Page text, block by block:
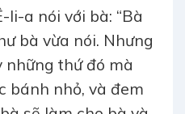
li-a nói với bà: “Bà
bà vừa nói. Nhưng
những thứ đó mà
bánh nhỏ, và đem